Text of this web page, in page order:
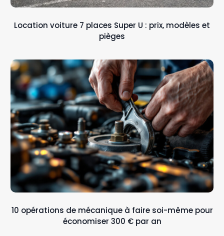
Location voiture 7 places Super U : prix, modèles et
pièges
10 opérations de mécanique à faire soi-même pour
économiser 300 € par an